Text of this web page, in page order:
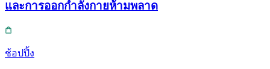
และการออกกำลังกายห้ามพลาด
ช้อปปิ้ง